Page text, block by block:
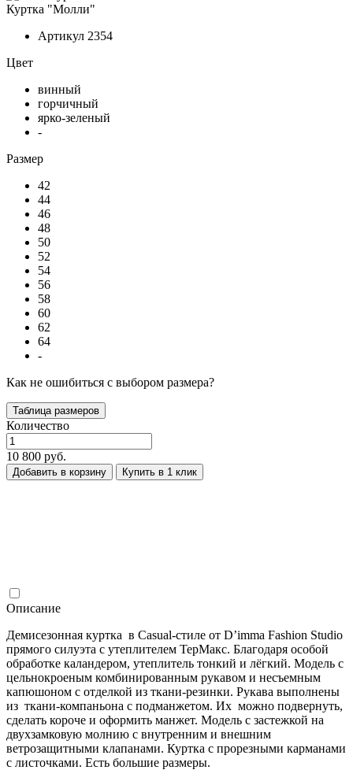
Куртка "Молли"
Артикул 2354
Цвет
винный
горчичный
ярко-зеленый
-
Размер
42
44
46
48
50
52
54
56
58
60
62
64
-
Как не ошибиться с выбором размера?
Таблица размеров
Количество
10 800 руб.
Добавить в корзину Купить в 1 клик
Описание
Демисезонная куртка в Casual-стиле от D’imma Fashion Studio
прямого силуэта с утеплителем ТерМакс. Благодаря особой
обработке каландером, утеплитель тонкий и лёгкий. Модель с
цельнокроеным комбинированным рукавом и несъемным
капюшоном с отделкой из ткани-резинки. Рукава выполнены
из ткани-компаньона с подманжетом. Их можно подвернуть,
сделать короче и оформить манжет. Модель с застежкой на
двухзамковую молнию с внутренним и внешним
ветрозащитными клапанами. Куртка с прорезными карманами
с листочками. Есть большие размеры.